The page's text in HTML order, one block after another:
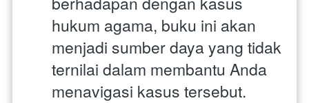
hukum agama, buku ini akan
menjadi sumber daya yang tidak
ternilai dalam membantu Anda
menavigasi kasus tersebut.